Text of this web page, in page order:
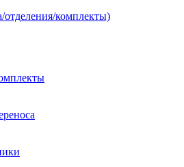
отделения/комплекты)